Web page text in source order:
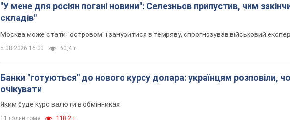
"У мене для росіян погані новини": Селезньов припустив, чим
складів"
Москва може стати "островом" і зануритися в темряву, спрогнозував військовий
5.08.2026 16:00 60,4 т.
Банки "готуються" до нового курсу долара: українцям розповіли,
очікувати
Яким буде курс валюти в обмінниках
11 годин тому 118,2 т.